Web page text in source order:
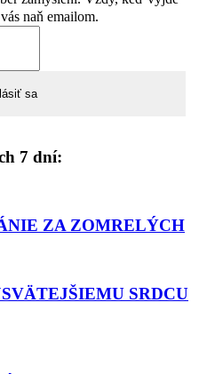
naň emailom.
7 dní:
ZA ZOMRELÝCH
SRDCU